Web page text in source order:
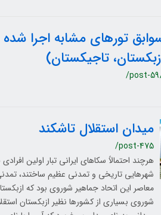
تورهای مشابه اجرا شده
تاجیکستان)
/post-
میدان استقلال تاشکند
/post-475
هرچند احتمالاً سکاهای ایرانی تبار اولین
شهرهایی تاریخی و تمدنی عظیم ساختند،
معاصر این اتحاد جماهیر شوروی بود که
شوروی بسیاری از کشورها نظیر ازبکستان